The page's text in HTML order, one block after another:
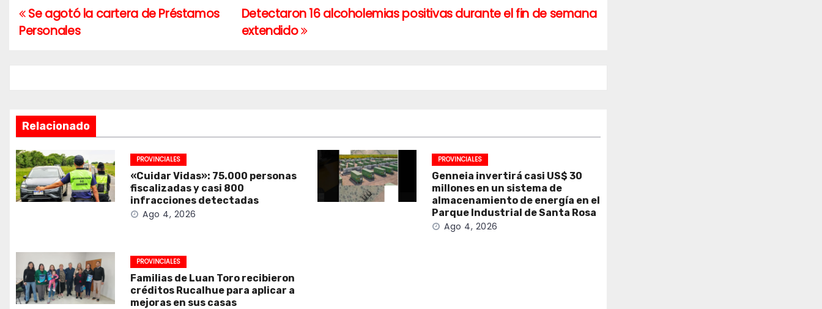
Navegación
de
Detectaron 16 alcoholemias positivas durante el fin de semana
extendido
Se agotó la cartera de Préstamos
Personales
Relacionado
PROVINCIALES
«Cuidar Vidas»: 75.000 personas
fiscalizadas y casi 800
infracciones detectadas
Ago 4, 2026
PROVINCIALES
Genneia invertirá casi US$ 30
millones en un sistema de
almacenamiento de energía en el
Parque Industrial de Santa Rosa
Ago 4, 2026
PROVINCIALES
Familias de Luan Toro recibieron
créditos Rucalhue para aplicar a
mejoras en sus casas